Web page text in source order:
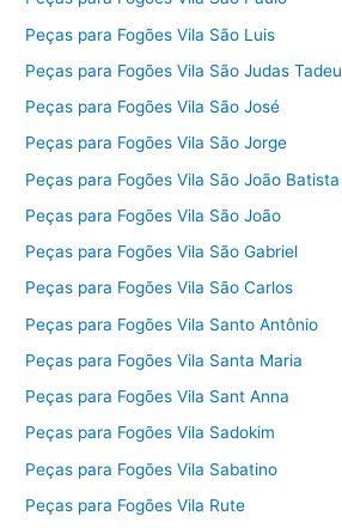
Peças para Fogões Vila São Luis
Peças para Fogões Vila São Judas Tadeu
Peças para Fogões Vila São José
Peças para Fogões Vila São Jorge
Peças para Fogões Vila São João Batista
Peças para Fogões Vila São João
Peças para Fogões Vila São Gabriel
Peças para Fogões Vila São Carlos
Peças para Fogões Vila Santo Antônio
Peças para Fogões Vila Santa Maria
Peças para Fogões Vila Sant Anna
Peças para Fogões Vila Sadokim
Peças para Fogões Vila Sabatino
Peças para Fogões Vila Rute